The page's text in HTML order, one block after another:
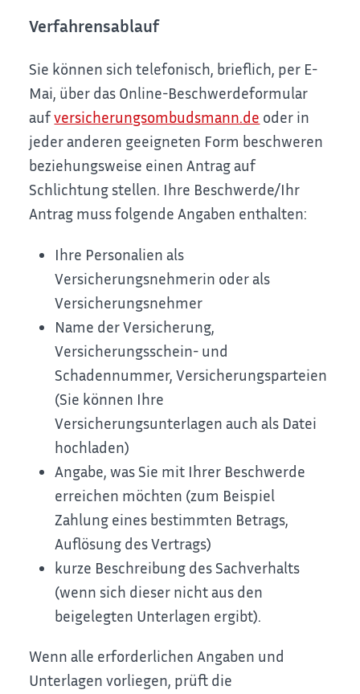
Verfahrensablauf
Sie können sich telefonisch, brieflich, per E-
Mai, über das Online-Beschwerdeformular
aufversicherungsombudsmann.de oder in
jeder anderen geeigneten Form beschweren
beziehungsweise einen Antrag auf
Schlichtung stellen. Ihre Beschwerde/Ihr
Antrag muss folgende Angaben enthalten:
Ihre Personalien als
Versicherungsnehmerin oder als
Versicherungsnehmer
Name der Versicherung,
Versicherungsschein- und
Schadennummer, Versicherungsparteien
(Sie können Ihre
Versicherungsunterlagen auch als Datei
hochladen)
Angabe, was Sie mit Ihrer Beschwerde
erreichen möchten (zum Beispiel
Zahlung eines bestimmten Betrags,
Auflösung des Vertrags)
kurze Beschreibung des Sachverhalts
(wenn sich dieser nicht aus den
beigelegten Unterlagen ergibt).
Wenn alle erforderlichen Angaben und
Unterlagen vorliegen, prüft die